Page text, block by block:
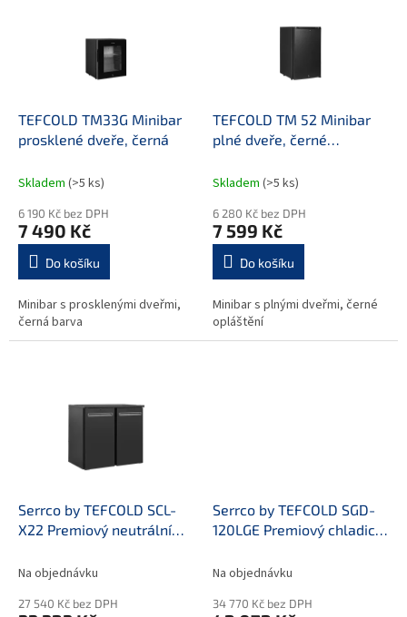
TEFCOLD TM33G Minibar
prosklené dveře, černá
Skladem (>5 ks)
6 190 Kč bez DPH
7 490 Kč
Do košíku
Minibar s prosklenými dveřmi,
černá barva
TEFCOLD TM 52 Minibar
plné dveře, černé
Skladem (>5 ks)
6 280 Kč bez DPH
7 599 Kč
Do košíku
Minibar s plnými dveřmi, černé
opláštění
Serrco by TEFCOLD SCL-
X22 Premiový neutrální
Na objednávku
27 540 Kč bez DPH
Serrco by TEFCOLD SGD-
120LGE Premiový chladicí
Na objednávku
34 770 Kč bez DPH